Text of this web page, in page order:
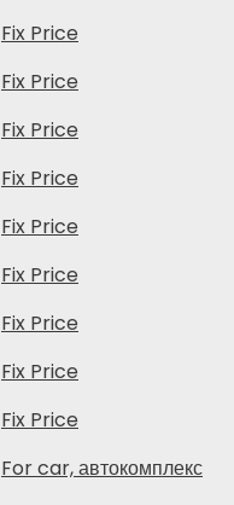
Fix Price
Fix Price
Fix Price
Fix Price
Fix Price
Fix Price
Fix Price
Fix Price
Fix Price
For car, автокомплекс